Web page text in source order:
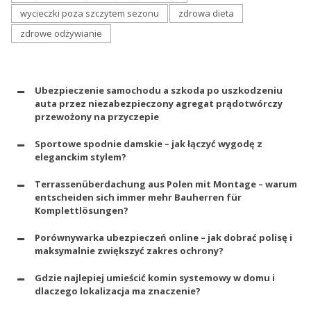
wycieczki poza szczytem sezonu
zdrowa dieta
zdrowe odżywianie
Ubezpieczenie samochodu a szkoda po uszkodzeniu
auta przez niezabezpieczony agregat prądotwórczy
przewożony na przyczepie
Sportowe spodnie damskie – jak łączyć wygodę z
eleganckim stylem?
Terrassenüberdachung aus Polen mit Montage – warum
entscheiden sich immer mehr Bauherren für
Komplettlösungen?
Porównywarka ubezpieczeń online – jak dobrać polisę i
maksymalnie zwiększyć zakres ochrony?
Gdzie najlepiej umieścić komin systemowy w domu i
dlaczego lokalizacja ma znaczenie?